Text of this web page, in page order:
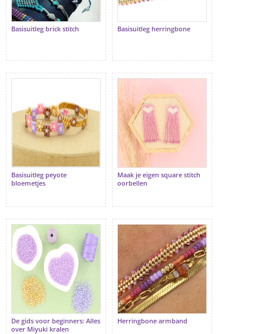
Basisuitleg brick stitch Basisuitleg herringbone
Basisuitleg peyote
bloemetjes
Maak je eigen square stitch
oorbellen
De gids voor beginners: Alles
over Miyuki kralen
Herringbone armband